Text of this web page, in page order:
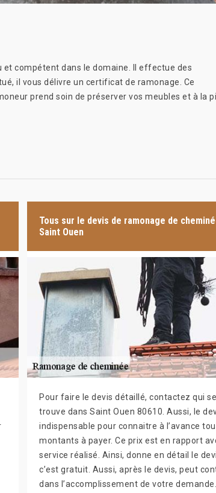
et compétent dans le domaine. Il effectue des
il vous délivre un certificat de ramonage. Ce
prend soin de préserver vos meubles et à la
Tous sur le devis de ramonage de
Saint Ouen
Pour faire le devis détaillé, contactez qui se
trouve dans Saint Ouen 80610. Aussi, le
indispensable pour connaitre à l’avance
montants à payer. Ce prix est en rapport
service réalisé. Ainsi, donne en détail le
c’est gratuit. Aussi, après le devis, peut
dans l’accomplissement de votre